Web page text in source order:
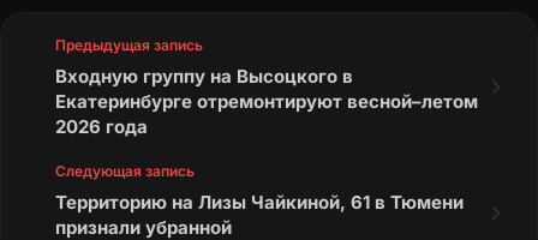
Предыдущая запись
Входную группу на Высоцкого в
Екатеринбурге отремонтируют весной–летом
2026 года
Следующая запись
Территорию на Лизы Чайкиной, 61 в Тюмени
признали убранной